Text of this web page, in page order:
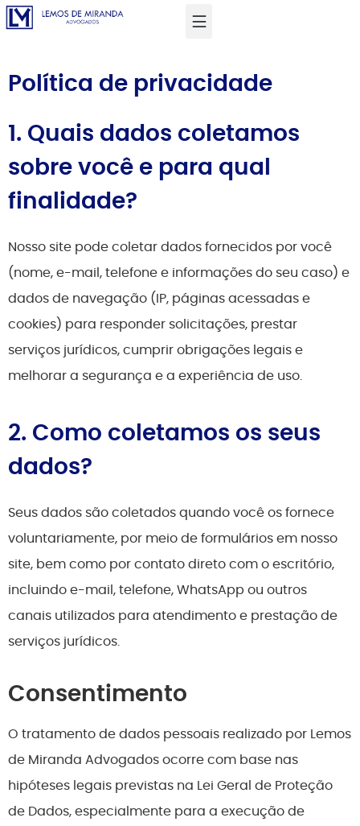
Política de privacidade
1. Quais dados coletamos
sobre você e para qual
finalidade?
Nosso site pode coletar dados fornecidos por você
(nome, e-mail, telefone e informações do seu caso) e
dados de navegação (IP, páginas acessadas e
cookies) para responder solicitações, prestar
serviços jurídicos, cumprir obrigações legais e
melhorar a segurança e a experiência de uso.
2. Como coletamos os seus
dados?
Seus dados são coletados quando você os fornece
voluntariamente, por meio de formulários em nosso
site, bem como por contato direto com o escritório,
incluindo e-mail, telefone, WhatsApp ou outros
canais utilizados para atendimento e prestação de
serviços jurídicos.
Consentimento
O tratamento de dados pessoais realizado por Lemos
de Miranda Advogados ocorre com base nas
hipóteses legais previstas na Lei Geral de Proteção
de Dados, especialmente para a execução de